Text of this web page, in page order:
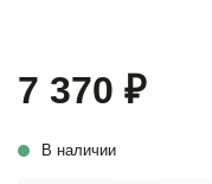
7 370 ₽
В наличии